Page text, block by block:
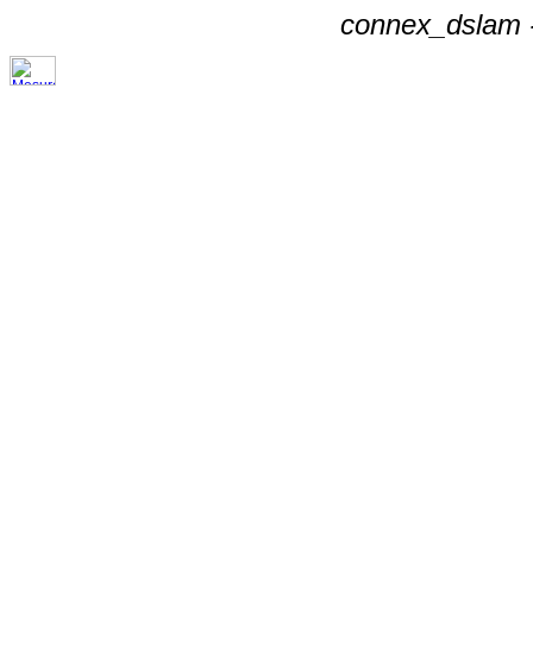
connex_dslam